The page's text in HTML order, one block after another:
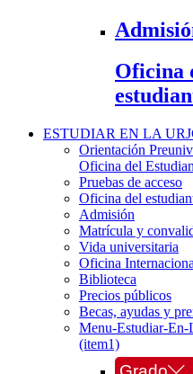
Oficina
ESTUDIAR EN LA
Orientación
Oficina del
Pruebas de acceso
Oficina del
Admisión
Matrícula y
Vida universitaria
Oficina
Biblioteca
Precios públicos
Becas, ayudas y
Menu-Estudiar-
(item1)